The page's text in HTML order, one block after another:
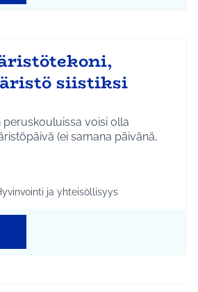
siistiksi
peruskouluissa voisi olla
(ei samana päivänä,
mukaan: Koko Tuusula
tulokset teeman mukaan: Hyvinvointi ja
ja yhteisöllisyys